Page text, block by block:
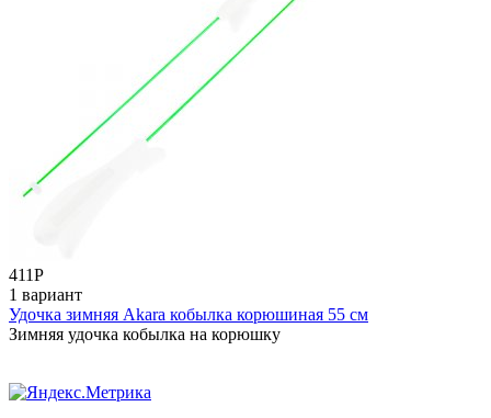
411Р
1 вариант
Удочка зимняя Akara кобылка корюшиная 55 см
Зимняя удочка кобылка на корюшку